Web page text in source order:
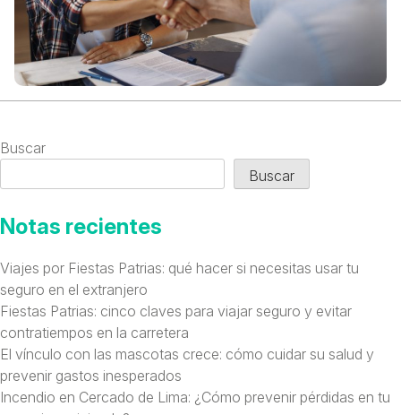
Buscar
Buscar
Notas recientes
Viajes por Fiestas Patrias: qué hacer si necesitas usar tu
seguro en el extranjero
Fiestas Patrias: cinco claves para viajar seguro y evitar
contratiempos en la carretera
El vínculo con las mascotas crece: cómo cuidar su salud y
prevenir gastos inesperados
Incendio en Cercado de Lima: ¿Cómo prevenir pérdidas en tu